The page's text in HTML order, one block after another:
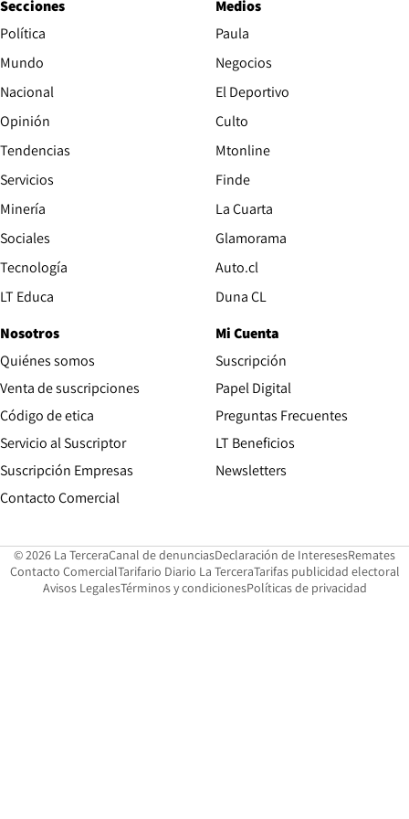
Secciones
Política
Mundo
Nacional
Opinión
Tendencias
Servicios
Minería
Sociales
Tecnología
LT Educa
Medios
Paula
Negocios
El Deportivo
Culto
Mtonline
Finde
La Cuarta
Glamorama
Auto.cl
Duna CL
Nosotros
Quiénes somos
Venta de suscripciones
Código de etica Opens in new window
Servicio al Suscriptor
Suscripción Empresas
Contacto Comercial
Mi Cuenta
Suscripción
Papel Digital
Preguntas Frecuentes
LT Beneficios
Newsletters
© 2026 La TerceraCanal de denunciasOpens in new window
Declaración de InteresesOpens in
Remates
Contacto ComercialOpens in new window
Tarifario Diario La TerceraOpens in new window
Tarifas publicidad electoral
Avisos LegalesOpens in new window
Términos y condicionesPolíticas de privacidad